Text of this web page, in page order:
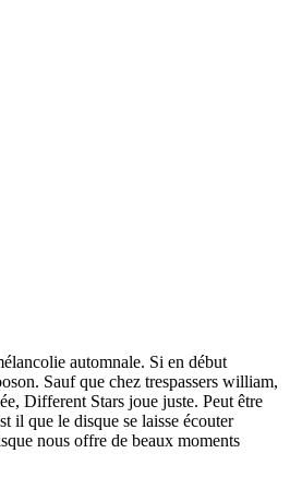
automnale. Si en début
Sauf que chez trespassers william,
Different Stars joue juste. Peut être
il que le disque se laisse écouter
nous offre de beaux moments